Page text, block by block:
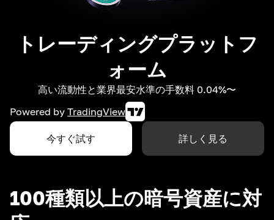
トレーディングプラットフ
ォーム
高い流動性と業界最安水準の手数料 0.04%〜
Powered by TradingView
今すぐ試す 詳しく見る
100種類以上の暗号資産に対